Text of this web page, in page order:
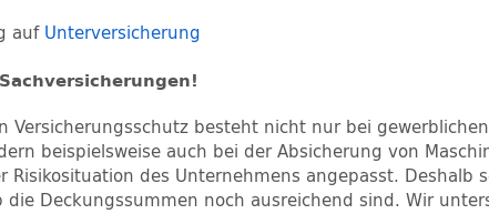
auf Unterversicherung
Versicherungsschutz besteht nicht nur bei
beispielsweise auch bei der Absicherung von
Risikosituation des Unternehmens angepasst.
Deckungssummen noch ausreichend sind. Wir